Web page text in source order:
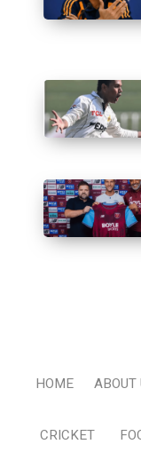
HOME ABOUT
CRICKET